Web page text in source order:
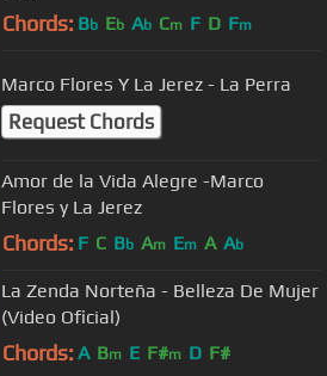
Chords: Bb Eb Ab Cm F D Fm
Marco Flores Y La Jerez - La Perra
Request Chords
Amor de la Vida Alegre -Marco
Flores y La Jerez
Chords: F C Bb Am Em A Ab
La Zenda Norteña - Belleza De Mujer
(Video Oficial)
Chords: A Bm E F#m D F#